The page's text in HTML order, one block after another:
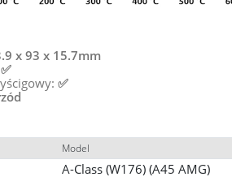
x 93 x 15.7mm
✅
✅
Model
A-Class (W176) (A45 AMG)